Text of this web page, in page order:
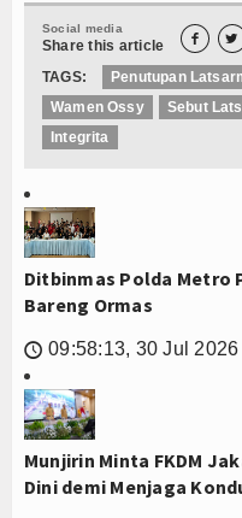
Social media
Share this article  
TAGS: Penutupan
Wamen Ossy
Sebut
Integrita
Ditbinmas Polda Metro
Bareng Ormas
🕔 09:58:13, 30 Jul 2026
Munjirin Minta FKDM
Dini demi Menjaga